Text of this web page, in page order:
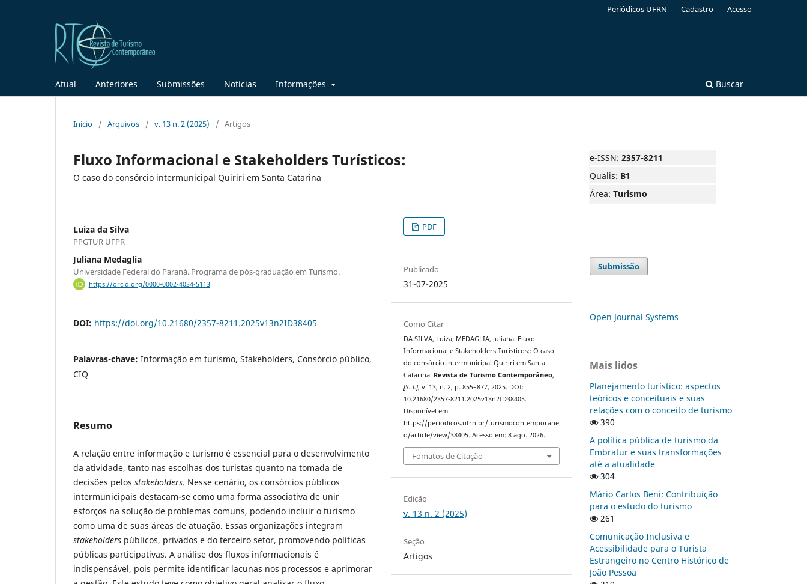
Atual Anteriores Submissões Notícias Informações Buscar
Periódicos UFRN Cadastro Acesso
Início / Arquivos / v. 13 n. 2 (2025) / Artigos
Fluxo Informacional e Stakeholders Turísticos:
O caso do consórcio intermunicipal Quiriri em Santa Catarina
Luiza da Silva
PPGTUR UFPR
Juliana Medaglia
Universidade Federal do Paraná. Programa de pós-graduação em Turismo.
https://orcid.org/0000-0002-4034-5113
DOI: https://doi.org/10.21680/2357-8211.2025v13n2ID38405
Palavras-chave: Informação em turismo, Stakeholders, Consórcio público,
CIQ
Resumo
A relação entre informação e turismo é essencial para o desenvolvimento
da atividade, tanto nas escolhas dos turistas quanto na tomada de
decisões pelos stakeholders. Nesse cenário, os consórcios públicos
intermunicipais destacam-se como uma forma associativa de unir
esforços na solução de problemas comuns, podendo incluir o turismo
como uma de suas áreas de atuação. Essas organizações integram
stakeholders públicos, privados e do terceiro setor, promovendo políticas
públicas participativas. A análise dos fluxos informacionais é
indispensável, pois permite identificar lacunas nos processos e aprimorar
PDF
Publicado
31-07-2025
Como Citar
DA SILVA, Luiza; MEDAGLIA, Juliana. Fluxo
Informacional e Stakeholders Turísticos:: O caso
do consórcio intermunicipal Quiriri em Santa
Catarina. Revista de Turismo Contemporâneo,
[S. l.], v. 13, n. 2, p. 855–877, 2025. DOI:
10.21680/2357-8211.2025v13n2ID38405.
Disponível em:
https://periodicos.ufrn.br/turismocontemporane
o/article/view/38405. Acesso em: 8 ago. 2026.
Fomatos de Citação
Edição
v. 13 n. 2 (2025)
Seção
Artigos
e-ISSN: 2357-8211
Qualis: B1
Área: Turismo
Submissão
Open Journal Systems
Mais lidos
Planejamento turístico: aspectos
teóricos e conceituais e suas
relações com o conceito de turismo
390
A política pública de turismo da
Embratur e suas transformações
até a atualidade
304
Mário Carlos Beni: Contribuição
para o estudo do turismo
261
Comunicação Inclusiva e
Acessibilidade para o Turista
Estrangeiro no Centro Histórico de
João Pessoa